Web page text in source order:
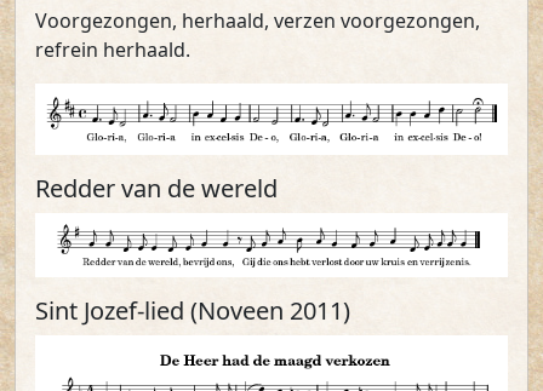
Voorgezongen, herhaald, verzen voorgezongen,
refrein herhaald.
Redder van de wereld
Sint Jozef-lied (Noveen 2011)